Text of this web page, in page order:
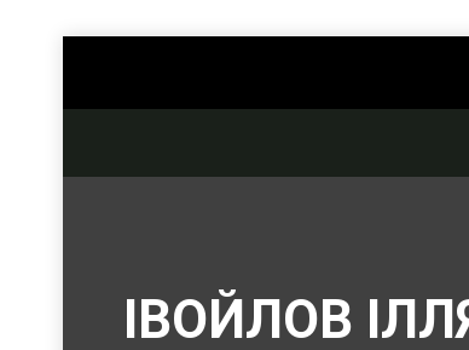
ІВОЙЛОВ